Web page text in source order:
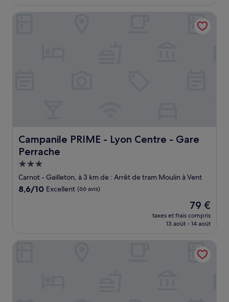
de
59 €
Campanile PRIME - Lyon Centre - Gare
Perrache
Campanile PRIME - Lyon Centre - Gare Perrache
Hébergement
3.0 étoiles
Carnot - Gailleton, à 3 km de : Arrêt de tram Moulin à Vent
8.6
8,6/10 Excellent (66 avis)
Le
nouveau
prix
de
79 €
79 €
taxes et frais compris
13 août - 14 août